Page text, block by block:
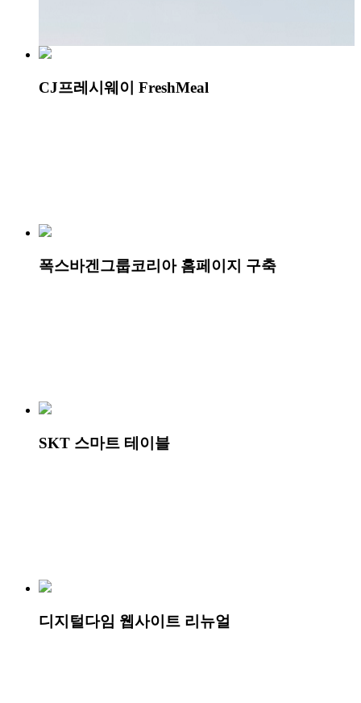
CJ프레시웨이 FreshMeal
폭스바겐그룹코리아 홈페이지 구축
SKT 스마트 테이블
디지털다임 웹사이트 리뉴얼